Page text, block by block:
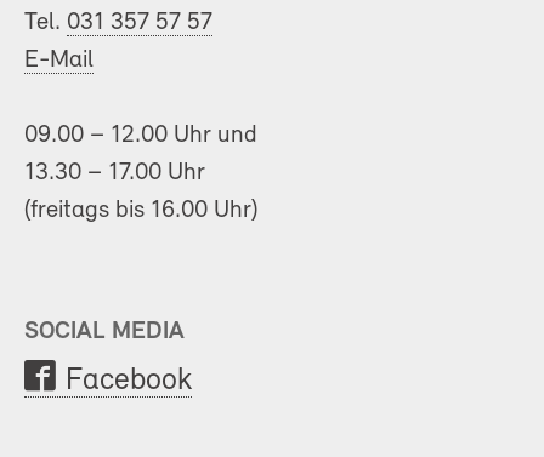
Tel. 031 357 57 57
E-Mail
09.00 – 12.00 Uhr und
13.30 – 17.00 Uhr
(freitags bis 16.00 Uhr)
SOCIAL MEDIA
Facebook